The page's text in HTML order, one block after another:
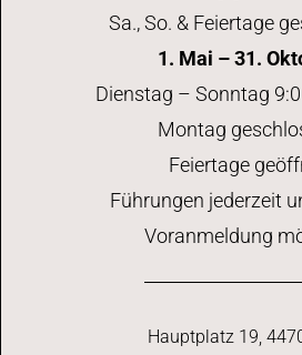
Sa., So. & Feiertage
1. Mai – 31.
Dienstag – Sonntag
Montag
Feiertage
Führungen jederzeit
Voranmeldung
Hauptplatz 19,